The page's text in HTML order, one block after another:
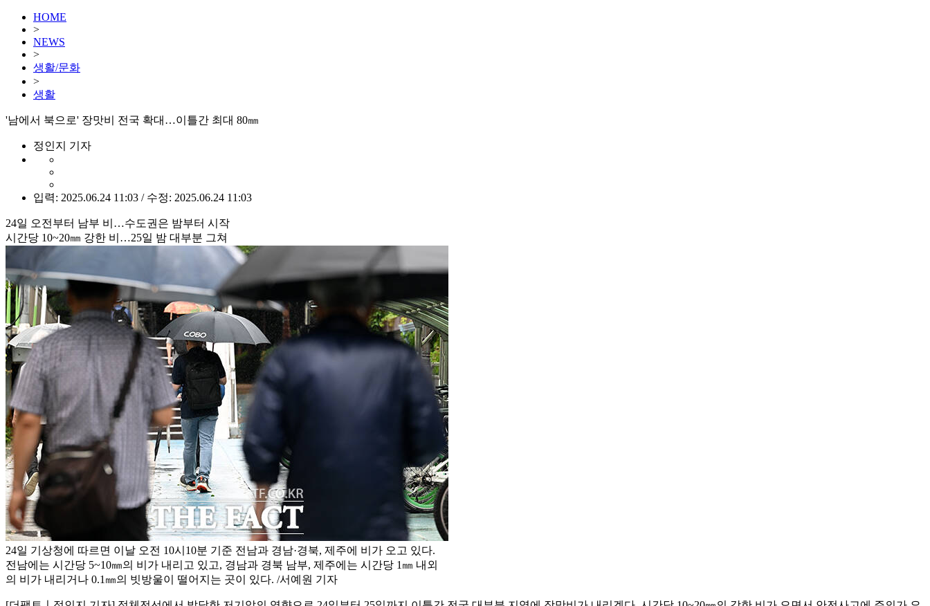
HOME
>
NEWS
>
생활/문화
>
생활
'남에서 북으로' 장맛비 전국 확대…이틀간 최대 80㎜
정인지 기자
입력: 2025.06.24 11:03 / 수정: 2025.06.24 11:03
24일 오전부터 남부 비…수도권은 밤부터 시작
시간당 10~20㎜ 강한 비…25일 밤 대부분 그쳐
24일 기상청에 따르면 이날 오전 10시10분 기준 전남과 경남·경북, 제주에 비가 오고 있다.
전남에는 시간당 5~10㎜의 비가 내리고 있고, 경남과 경북 남부, 제주에는 시간당 1㎜ 내외
의 비가 내리거나 0.1㎜의 빗방울이 떨어지는 곳이 있다. /서예원 기자